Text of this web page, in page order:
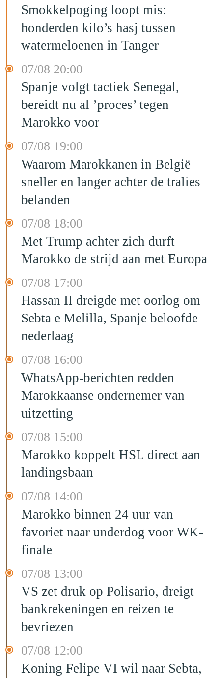
Smokkelpoging loopt mis:
honderden kilo’s hasj tussen
watermeloenen in Tanger
07/08 20:00
Spanje volgt tactiek Senegal,
bereidt nu al ’proces’ tegen
Marokko voor
07/08 19:00
Waarom Marokkanen in België
sneller en langer achter de tralies
belanden
07/08 18:00
Met Trump achter zich durft
Marokko de strijd aan met Europa
07/08 17:00
Hassan II dreigde met oorlog om
Sebta e Melilla, Spanje beloofde
nederlaag
07/08 16:00
WhatsApp-berichten redden
Marokkaanse ondernemer van
uitzetting
07/08 15:00
Marokko koppelt HSL direct aan
landingsbaan
07/08 14:00
Marokko binnen 24 uur van
favoriet naar underdog voor WK-
finale
07/08 13:00
VS zet druk op Polisario, dreigt
bankrekeningen en reizen te
bevriezen
07/08 12:00
Koning Felipe VI wil naar Sebta,